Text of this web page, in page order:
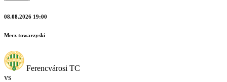
08.08.2026 19:00
Mecz towarzyski
Ferencvárosi TC
vs